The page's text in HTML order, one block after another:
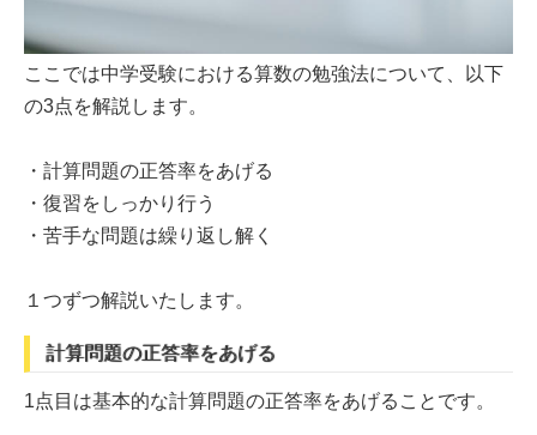
ここでは中学受験における算数の勉強法について、以下
の3点を解説します。
・計算問題の正答率をあげる
・復習をしっかり行う
・苦手な問題は繰り返し解く
１つずつ解説いたします。
計算問題の正答率をあげる
1点目は基本的な計算問題の正答率をあげることです。